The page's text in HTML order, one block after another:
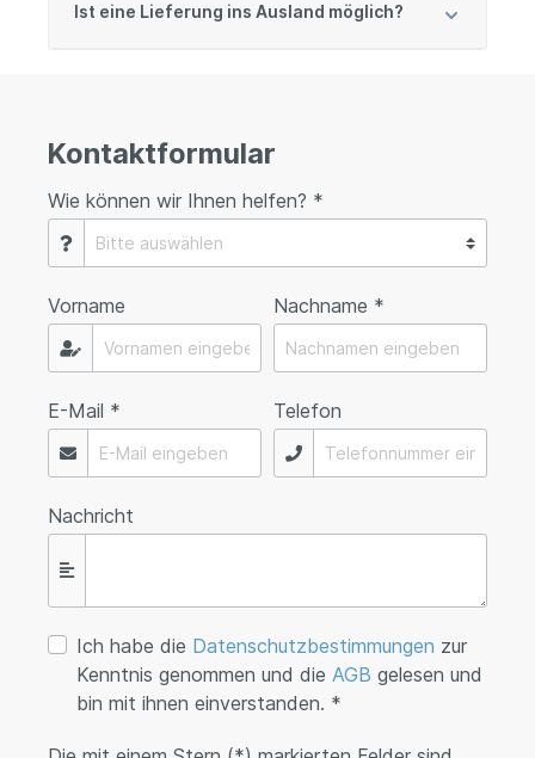
Ist eine Lieferung ins Ausland möglich?
Kontaktformular
Wie können wir Ihnen helfen? *
Vorname Nachname *
E-Mail * Telefon
Nachricht
Ich habe die Datenschutzbestimmungen zur
Kenntnis genommen und die AGB gelesen und
bin mit ihnen einverstanden. *